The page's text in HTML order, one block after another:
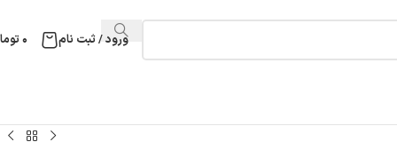
ورود / ثبت نام ۰